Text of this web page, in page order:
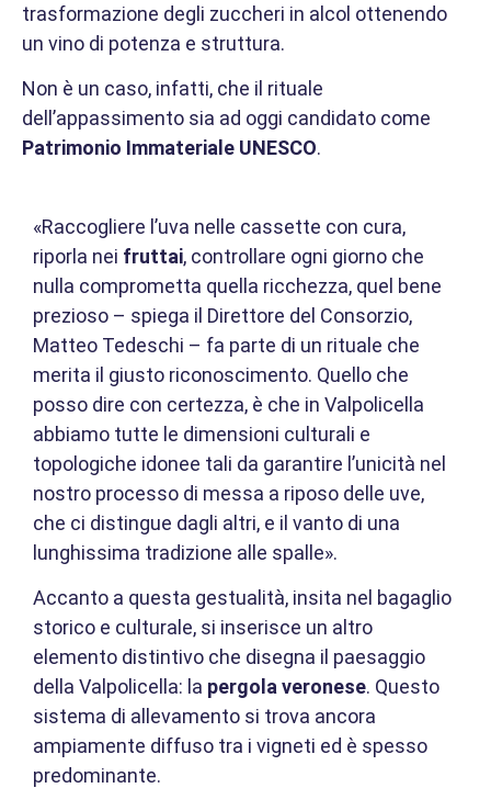
trasformazione degli zuccheri in alcol ottenendo
un vino di potenza e struttura.
Non è un caso, infatti, che il rituale
dell’appassimento sia ad oggi candidato come
Patrimonio Immateriale UNESCO.
«Raccogliere l’uva nelle cassette con cura,
riporla nei fruttai, controllare ogni giorno che
nulla comprometta quella ricchezza, quel bene
prezioso – spiega il Direttore del Consorzio,
Matteo Tedeschi – fa parte di un rituale che
merita il giusto riconoscimento. Quello che
posso dire con certezza, è che in Valpolicella
abbiamo tutte le dimensioni culturali e
topologiche idonee tali da garantire l’unicità nel
nostro processo di messa a riposo delle uve,
che ci distingue dagli altri, e il vanto di una
lunghissima tradizione alle spalle».
Accanto a questa gestualità, insita nel bagaglio
storico e culturale, si inserisce un altro
elemento distintivo che disegna il paesaggio
della Valpolicella: la pergola veronese. Questo
sistema di allevamento si trova ancora
ampiamente diffuso tra i vigneti ed è spesso
predominante.